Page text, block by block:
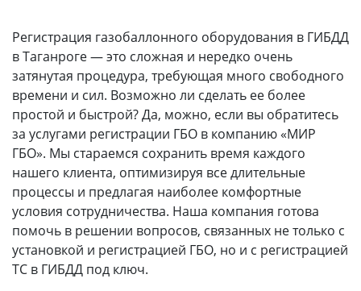
Регистрация газобаллонного оборудования в ГИБДД
в Таганроге— это сложная и нередко очень
затянутая процедура, требующая много свободного
времени и сил. Возможно ли сделать ее более
простой и быстрой? Да, можно, если вы обратитесь
за услугами регистрации ГБО в компанию «МИР
ГБО». Мы стараемся сохранить время каждого
нашего клиента, оптимизируя все длительные
процессы и предлагая наиболее комфортные
условия сотрудничества. Наша компания готова
помочь в решении вопросов, связанных не только с
установкой и регистрацией ГБО, но и с регистрацией
ТС в ГИБДД под ключ.